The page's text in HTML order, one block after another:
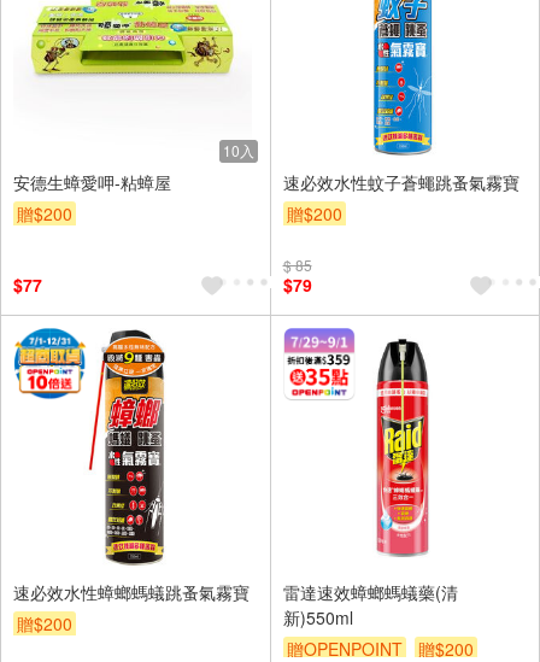
10入
安德生蟑愛呷-粘蟑屋
贈$200
$77
速必效水性蚊子蒼蠅跳蚤氣霧寶
贈$200
$ 85
$79
速必效水性蟑螂螞蟻跳蚤氣霧寶
贈$200
雷達速效蟑螂螞蟻藥(清
新)550ml
贈OPENPOINT
贈$200